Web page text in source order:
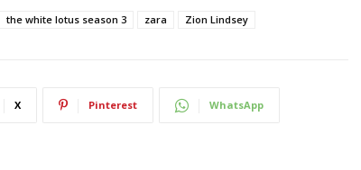
the white lotus season 3 zara Zion Lindsey
X Pinterest WhatsApp